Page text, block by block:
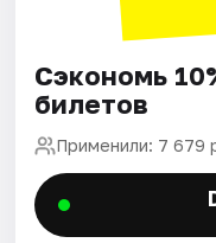
Сэкономь
билетов
Применили: 7 679